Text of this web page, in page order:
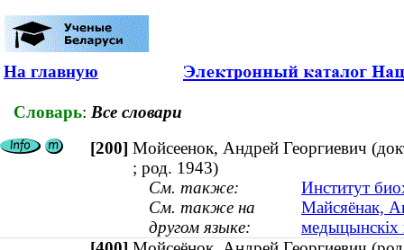
На главную
Словарь: Все словари
[200] Мойсеенок, Андрей Георгиевич
; род. 1943)
См. также:
Институт
См. также на
другом языке:
Майсяёнак,
медыцынскіх